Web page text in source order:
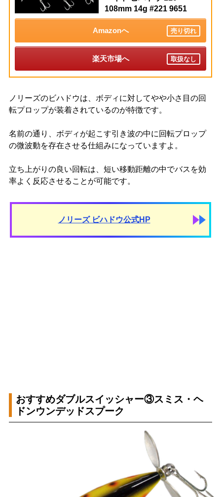
108mm 14g #221 9651
Amazonへ 売り切れ
楽天市場へ 取扱なし
ノリーズのビハドウは、ボディに対してやや小さ目の回
転プロップが装着されているのが特徴です。
名前の通り、ボディが起こす引き波の中に回転プロップ
の微波動を存在させる仕組みになっていますよ。
立ち上がりの良い回転は、短い移動距離の中でバスを効
率よく反応させることが可能です。
ノリーズ ビハドウ公式HP
おすすめダブルスイッシャー③スミス・ヘ
ドンウンデッドスプーク